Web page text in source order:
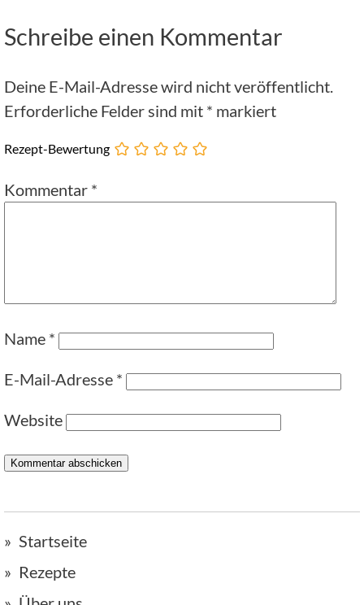
Schreibe einen Kommentar
Deine E-Mail-Adresse wird nicht veröffentlicht.
Erforderliche Felder sind mit * markiert
Rezept-Bewertung
Kommentar *
Name *
E-Mail-Adresse *
Website
Startseite
Rezepte